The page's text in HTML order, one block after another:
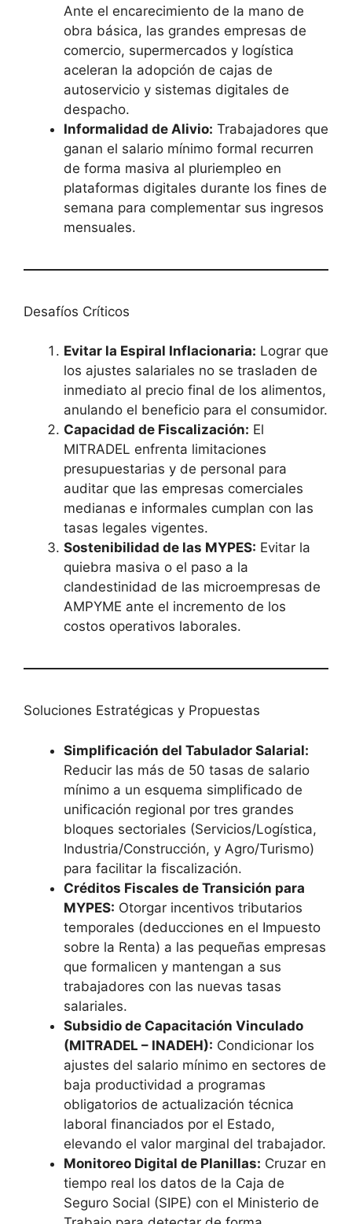
Ante el encarecimiento de la mano de
obra básica, las grandes empresas de
comercio, supermercados y logística
aceleran la adopción de cajas de
autoservicio y sistemas digitales de
despacho.
Informalidad de Alivio: Trabajadores que
ganan el salario mínimo formal recurren
de forma masiva al pluriempleo en
plataformas digitales durante los fines de
semana para complementar sus ingresos
mensuales.
Desafíos Críticos
Evitar la Espiral Inflacionaria: Lograr que
los ajustes salariales no se trasladen de
inmediato al precio final de los alimentos,
anulando el beneficio para el consumidor.
Capacidad de Fiscalización: El
MITRADEL enfrenta limitaciones
presupuestarias y de personal para
auditar que las empresas comerciales
medianas e informales cumplan con las
tasas legales vigentes.
Sostenibilidad de las MYPES: Evitar la
quiebra masiva o el paso a la
clandestinidad de las microempresas de
AMPYME ante el incremento de los
costos operativos laborales.
Soluciones Estratégicas y Propuestas
Simplificación del Tabulador Salarial:
Reducir las más de 50 tasas de salario
mínimo a un esquema simplificado de
unificación regional por tres grandes
bloques sectoriales (Servicios/Logística,
Industria/Construcción, y Agro/Turismo)
para facilitar la fiscalización.
Créditos Fiscales de Transición para
MYPES: Otorgar incentivos tributarios
temporales (deducciones en el Impuesto
sobre la Renta) a las pequeñas empresas
que formalicen y mantengan a sus
trabajadores con las nuevas tasas
salariales.
Subsidio de Capacitación Vinculado
(MITRADEL – INADEH): Condicionar los
ajustes del salario mínimo en sectores de
baja productividad a programas
obligatorios de actualización técnica
laboral financiados por el Estado,
elevando el valor marginal del trabajador.
Monitoreo Digital de Planillas: Cruzar en
tiempo real los datos de la Caja de
Seguro Social (SIPE) con el Ministerio de